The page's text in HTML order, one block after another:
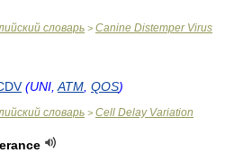
словарь > Canine Distemper Virus
(UNI, ATM QOS)
словарь > Cell Delay Variation